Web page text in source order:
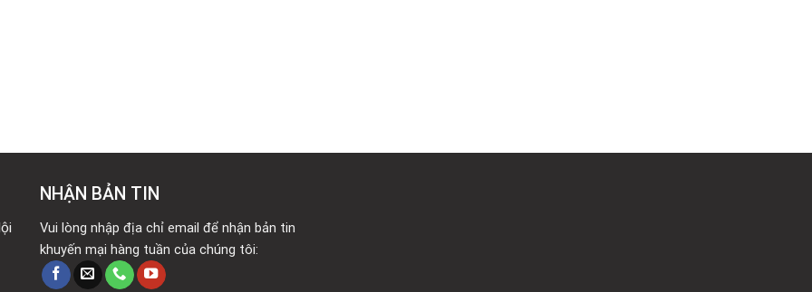
NHẬN BẢN TIN
Vui lòng nhập địa chỉ email để nhận bản tin
khuyến mại hàng tuần của chúng tôi: